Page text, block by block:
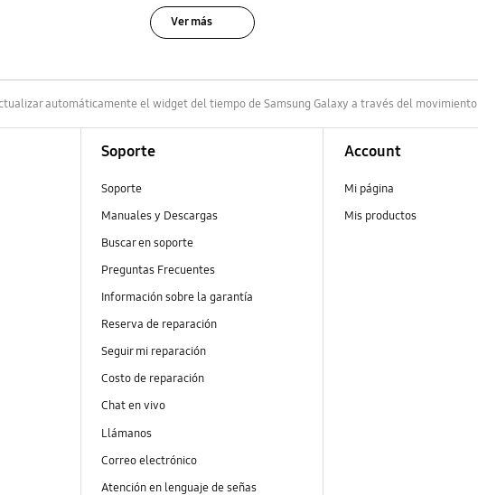
Ver más
automáticamente el widget del tiempo de Samsung Galaxy a través del movimiento
Soporte
Soporte
Manuales y Descargas
Buscar en soporte
Preguntas Frecuentes
Información sobre la garantía
Reserva de reparación
Seguir mi reparación
Costo de reparación
Chat en vivo
Llámanos
Correo electrónico
Atención en lenguaje de señas
Account
Mi página
Mis productos